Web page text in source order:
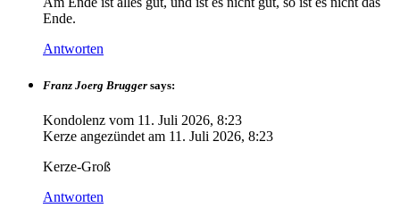
Ende.
Antworten
Franz Joerg Brugger says:
Kondolenz vom 11. Juli 2026, 8:23
Kerze angezündet am 11. Juli 2026, 8:23
Kerze-Groß
Antworten